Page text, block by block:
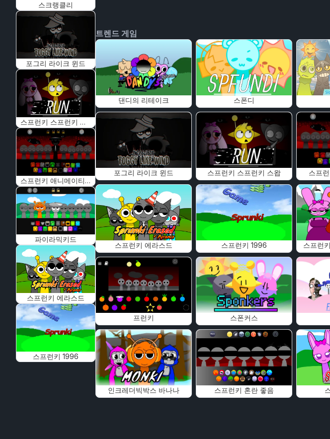
스크랭클리
포그리 라이크 윈드
스프런키 스프런키 스왑
스프런키 애니메이티드
파이라믹키드
스프런키 에라스드
스프런키 1996
트렌드 게임
댄디의 리테이크 스폰디
포그리 라이크 윈드 스프런키 스프런키 스왑 스프
스프런키 에라스드 스프런키 1996 스프런
프런키 스폰커스
인크레더빅박스 바나나 스프런키 혼란 좋음